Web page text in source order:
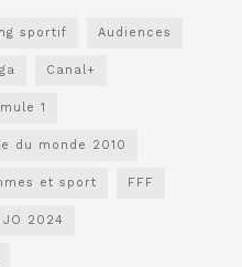
sportif Audiences
Canal+
1
du monde 2010
et sport FFF
JO 2024